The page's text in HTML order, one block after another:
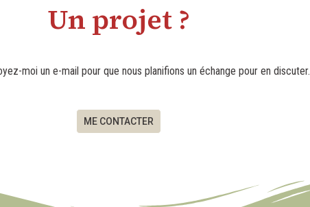
Un projet ?
moi un e-mail pour que nous planifions un échange pour en discuter.
ME CONTACTER